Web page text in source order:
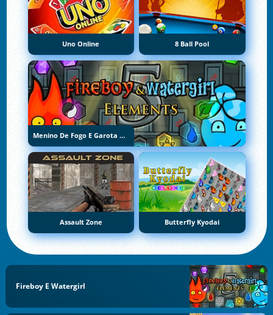
Uno Online 8 Ball Pool
Menino De Fogo E Garota De Água 5: Elementos
Assault Zone Butterfly Kyodai
Fireboy E Watergirl